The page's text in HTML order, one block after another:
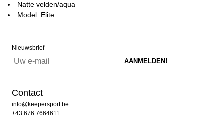
Natte velden/aqua
Model: Elite
Nieuwsbrief
Contact
info@keepersport.be
+43 676 7664611